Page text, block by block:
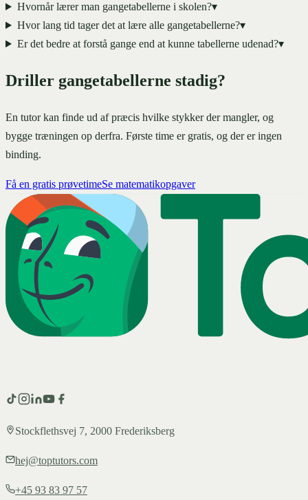
Hvornår lærer man gangetabellerne i skolen?▾
Hvor lang tid tager det at lære alle gangetabellerne?▾
Er det bedre at forstå gange end at kunne tabellerne udenad?▾
Driller gangetabellerne stadig?
En tutor kan finde ud af præcis hvilke stykker der mangler, og
bygge træningen op derfra. Første time er gratis, og der er ingen
binding.
Få en gratis prøvetimeSe matematikopgaver
Stockflethsvej 7, 2000 Frederiksberg
hej@toptutors.com
+45 93 83 97 57